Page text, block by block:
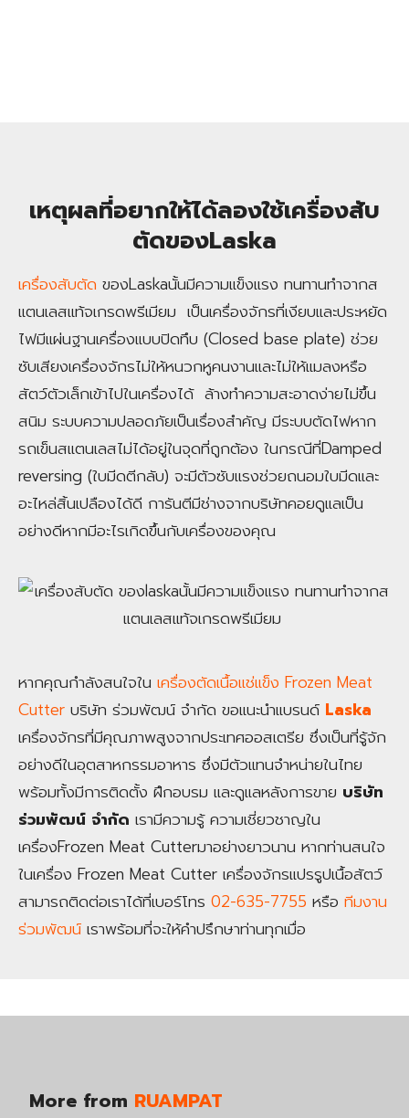
เหตุผลที่อยากให้ได้ลองใช้เครื่องสับ
ตัดของLaska
เครื่องสับตัด ของLaskaนั้นมีความแข็งแรง ทนทานทำจากส
แตนเลสแท้จเกรดพรีเมียม เป็นเครื่องจักรที่เงียบและประหยัด
ไฟมีแผ่นฐานเครื่องแบบปิดทึบ (Closed base plate) ช่วย
ซับเสียงเครื่องจักรไม่ให้หนวกหูคนงานและไม่ให้แมลงหรือ
สัตว์ตัวเล็กเข้าไปในเครื่องได้ ล้างทำความสะอาดง่ายไม่ขึ้น
สนิม ระบบความปลอดภัยเป็นเรื่องสำคัญ มีระบบตัดไฟหาก
รถเข็นสแตนเลสไม่ได้อยู่ในจุดที่ถูกต้อง ในกรณีที่Damped
reversing (ใบมีดตีกลับ) จะมีตัวซับแรงช่วยถนอมใบมีดและ
อะไหล่สิ้นเปลืองได้ดี การันตีมีช่างจากบริษัทคอยดูแลเป็น
อย่างดีหากมีอะไรเกิดขึ้นกับเครื่องของคุณ
หากคุณกำลังสนใจใน เครื่องตัดเนื้อแช่แข็ง Frozen Meat
Cutter บริษัท ร่วมพัฒน์ จำกัด ขอแนะนำแบรนด์ Laska
เครื่องจักรที่มีคุณภาพสูงจากประเทศออสเตรีย ซึ่งเป็นที่รู้จัก
อย่างดีในอุตสาหกรรมอาหาร ซึ่งมีตัวแทนจำหน่ายในไทย
พร้อมทั้งมีการติดตั้ง ฝึกอบรม และดูแลหลังการขาย บริษัท
ร่วมพัฒน์ จำกัด เรามีความรู้ ความเชี่ยวชาญใน
เครื่องFrozen Meat Cutterมาอย่างยาวนาน หากท่านสนใจ
ในเครื่อง Frozen Meat Cutter เครื่องจักรแปรรูปเนื้อสัตว์
สามารถติดต่อเราได้ที่เบอร์โทร 02-635-7755 หรือ ทีมงาน
ร่วมพัฒน์ เราพร้อมที่จะให้คำปรึกษาท่านทุกเมื่อ
More from RUAMPAT